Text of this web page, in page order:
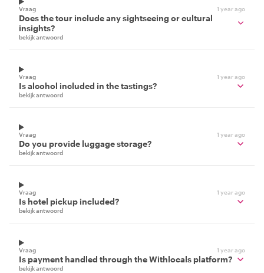
Vraag 1 year ago
Does the tour include any sightseeing or cultural
insights?
bekijk antwoord
Vraag 1 year ago
Is alcohol included in the tastings?
bekijk antwoord
Vraag 1 year ago
Do you provide luggage storage?
bekijk antwoord
Vraag 1 year ago
Is hotel pickup included?
bekijk antwoord
Vraag 1 year ago
Is payment handled through the Withlocals platform?
bekijk antwoord